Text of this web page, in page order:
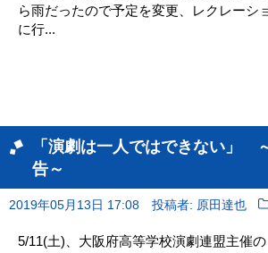
ら雨だったので予定を変更、レクレーシ
に行...
「演劇は一人ではできない」
告～
2019年05月13日 17:08 投稿者: 原田達也
5/11(土)、大阪府高等学校演劇連盟主催